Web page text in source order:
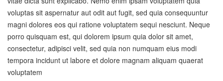
voluptas sit aspernatur aut odit aut fugit, sed quia consequuntur
magni dolores eos qui ratione voluptatem sequi nesciunt. Neque
porro quisquam est, qui dolorem ipsum quia dolor sit amet,
consectetur, adipisci velit, sed quia non numquam eius modi
tempora incidunt ut labore et dolore magnam aliquam quaerat
voluptatem